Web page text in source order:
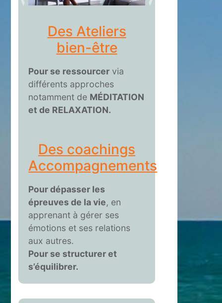
Des Ateliers
bien-être
Pour se ressourcer via
différents approches
notamment de MÉDITATION
et de RELAXATION.
Des coachings
Accompagnements
Pour dépasser les
épreuves de la vie, en
apprenant à gérer ses
émotions et ses relations
aux autres.
Pour se structurer et
s’équilibrer.